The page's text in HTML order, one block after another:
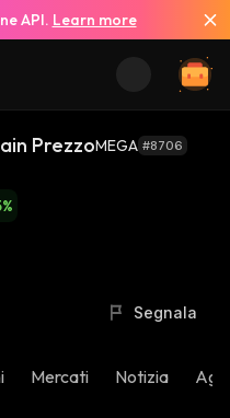
API. Learn more
PrezzoMEGA #8706
%
Segnala
Mercati Notizia